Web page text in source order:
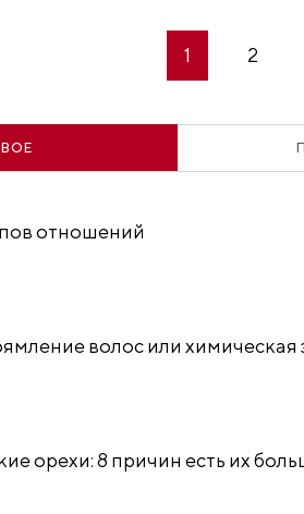
1 2
отношений
волос или химическая
орехи: 8 причин есть их